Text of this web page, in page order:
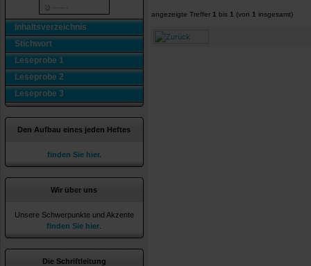
Inhaltsverzeichnis
Stichwort
Leseprobe 1
Leseprobe 2
Leseprobe 3
Den Aufbau eines jeden Heftes
finden Sie hier.
Wir über uns
Unsere Schwerpunkte und Akzente
finden Sie hier
Die Schriftleitung
angezeigte Treffer 1 bis 1 (von 1 insgesamt)